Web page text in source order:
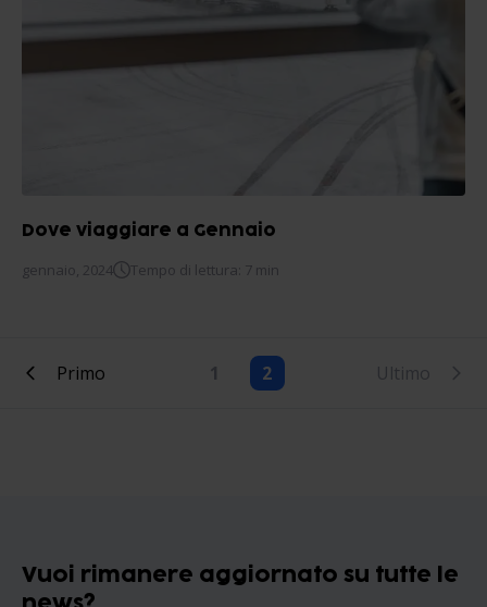
Dove viaggiare a Gennaio
gennaio, 2024 Tempo di lettura: 7 min
Primo 1 2 Ultimo
Vuoi rimanere aggiornato su tutte le